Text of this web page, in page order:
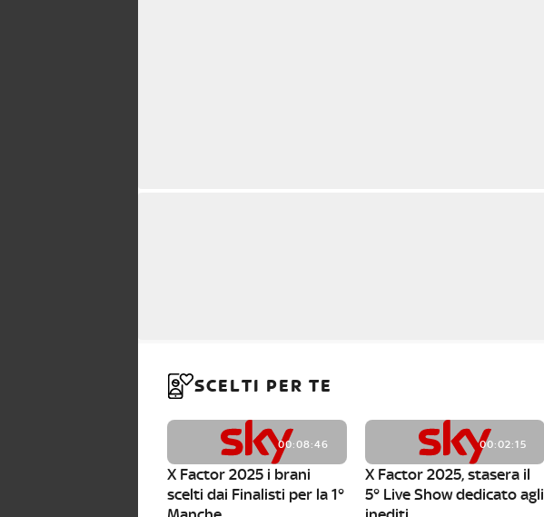
SCELTI PER TE
00:08:46
X Factor 2025 i brani
scelti dai Finalisti per la 1°
00:02:15
X Factor 2025, stasera il
5° Live Show dedicato agli